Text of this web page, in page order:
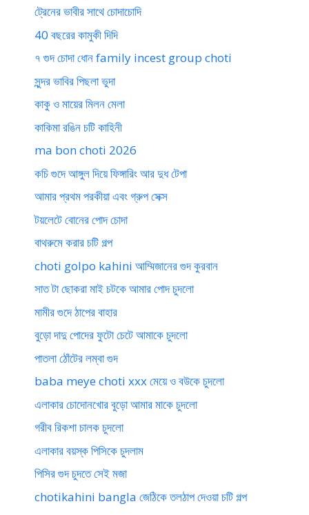
ট্রেনের ভাবীর সাথে চোদাচোদি
40 বছরের কামুকী দিদি
৭ গুদ চোদা ধোন family incest group choti
সুন্দর ভাবির পিছলা ভুদা
কাকু ও মায়ের মিলন মেলা
কাকিমা রঙিন চটি কাহিনী
ma bon choti 2026
কচি গুদে আঙ্গুল দিয়ে ফিঙ্গারিং আর দুধ টেপা
আমার প্রথম পরকীয়া এবং গ্রুপ সেক্স
টয়লেটে বোনের পোদ চোদা
বাথরুমে করার চটি গল্প
choti golpo kahini আম্মিজানের গুদ কুরবান
সাত টা ছোকরা মাই চটকে আমার পোদ চুদলো
মামীর গুদে ঠাপের বাহার
বুড়ো দাদু পোদের ফুটো চেটে আমাকে চুদলো
পাতলা ঠোঁটের লম্বা গুদ
baba meye choti xxx মেয়ে ও বউকে চুদলো
এলাকার চোদোনখোর বুড়ো আমার মাকে চুদলো
গরীব রিকশা চালক চুদলো
এলাকার বয়স্ক পিসিকে চুদলাম
পিসির গুদ চুদতে সেই মজা
chotikahini bangla জেঠিকে তলঠাপ দেওয়া চটি গল্প